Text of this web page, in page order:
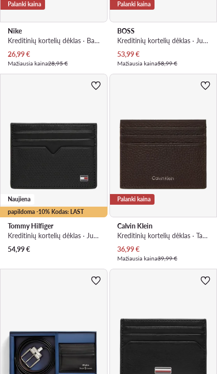
Palanki kaina
Nike
Kreditinių kortelių dėklas · Balta
Dabartinė kaina
26,99€
Mažiausia kaina28,95 €
Palanki kaina
BOSS
Kreditinių kortelių dėklas · Juoda
Dabartinė kaina
53,99€
Mažiausia kaina58,99 €
papildoma -10% Kodas: LAST
Naujiena
Tommy Hilfiger
Kreditinių kortelių dėklas · Juoda
54,99€
Palanki kaina
Calvin Klein
Kreditinių kortelių dėklas · Tamsiai ruda
Dabartinė kaina
36,99€
Mažiausia kaina39,99 €